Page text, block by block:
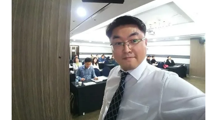
NEW
📈 B2B 마케팅 3
강사